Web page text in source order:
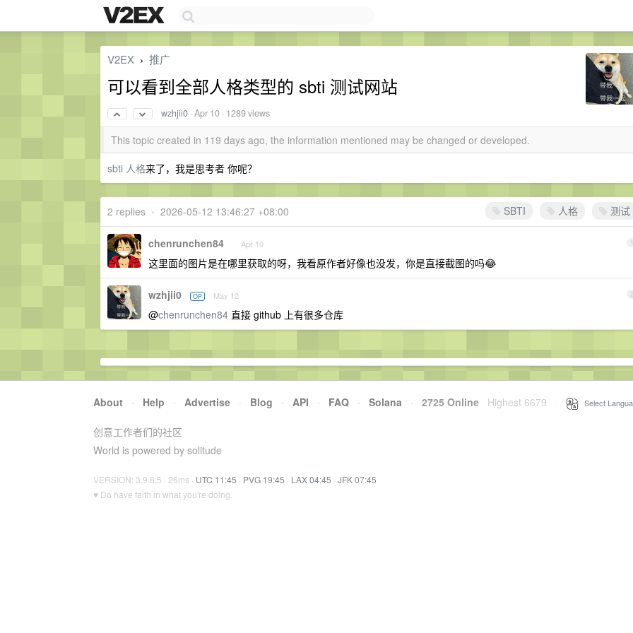
V2EX › 推广
可以看到全部人格类型的 sbti 测试网站
wzhjii0 ·Apr 10 · 1289 views
This topic created in 119 days ago, the information mentioned may be changed or developed.
sbti 人格来了，我是思考者 你呢？
SBTI 人格 测试
2 replies • 2026-05-12 13:46:27 +08:00
1
chenrunchen84 Apr 10
这里面的图片是在哪里获取的呀，我看原作者好像也没发，你是直接截图的吗😂
2
wzhjii0 OP May 12
@chenrunchen84 直接 github 上有很多仓库
About · Help · Advertise · Blog · API · FAQ · Solana · 2725 Online Highest 6679 Select
创意工作者们的社区
World is powered by solitude
VERSION: 3.9.8.5 · 26ms · UTC 11:45 · PVG 19:45 · LAX 04:45 · JFK 07:45
♥ Do have faith in what you're doing.